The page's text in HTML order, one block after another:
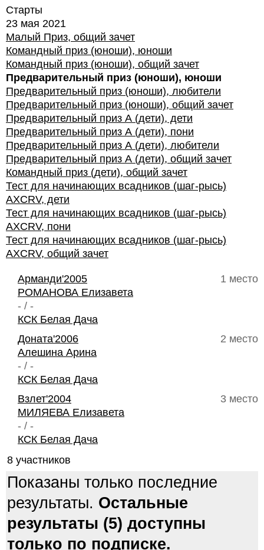
Старты
23 мая 2021
Малый Приз, общий зачет
Командный приз (юноши), юноши
Командный приз (юноши), общий зачет
Предварительный приз (юноши), юноши
Предварительный приз (юноши), любители
Предварительный приз (юноши), общий зачет
Предварительный приз А (дети), дети
Предварительный приз А (дети), пони
Предварительный приз А (дети), любители
Предварительный приз А (дети), общий зачет
Командный приз (дети), общий зачет
Тест для начинающих всадников (шаг-рысь)
AXCRV, дети
Тест для начинающих всадников (шаг-рысь)
AXCRV, пони
Тест для начинающих всадников (шаг-рысь)
AXCRV, общий зачет
1 место
Арманди'2005
РОМАНОВА Елизавета
- / -
КСК Белая Дача
2 место
Доната'2006
Алешина Арина
- / -
КСК Белая Дача
3 место
Взлет'2004
МИЛЯЕВА Елизавета
- / -
КСК Белая Дача
8 участников
Показаны только последние
результаты. Остальные
результаты (5) доступны
только по подписке.